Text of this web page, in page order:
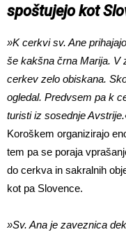
spoštujejo kot
»K cerkvi sv. Ane
še kakšna črna Marija. V
cerkev zelo obiskana.
ogledal. Predvsem pa k
turisti iz sosednje
Koroškem organizirajo
tem pa se poraja
do cerkva in sakralnih
kot pa Slovence.
»Sv. Ana je zaveznica